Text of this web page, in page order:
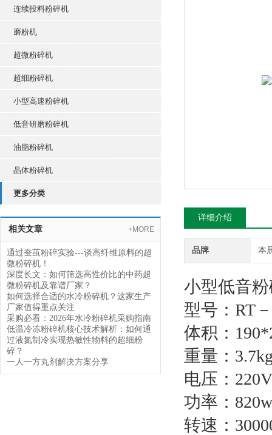
连续投料粉碎机
磨粉机
超微粉碎机
超细粉碎机
小型高速粉碎机
低音研磨粉碎机
油脂粉碎机
晶体粉碎机
更多分类
相关文章 +MORE
通过蚕茧粉碎实验---谈高纤维原料的超
微粉碎机！
深度长文：如何筛选高性价比的中药超
微粉碎机及靠谱厂家？
如何选择合适的水冷粉碎机？这家生产
厂家值得重点关注
采购必看：2026年水冷粉碎机采购指南
低温冷冻粉碎机核心技术解析：如何通
过液氮制冷实现热敏性物料的超细粉
碎？
一人一方丸剂解决方案分享
详细介绍
品牌 本
小型低音
型号：RT
体积：
重量：
电压：
功率：
转速：